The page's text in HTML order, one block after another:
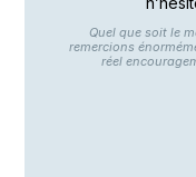
Quel que soit le
remercions
réel